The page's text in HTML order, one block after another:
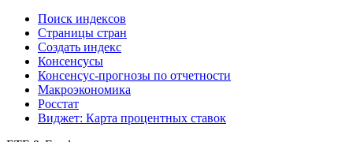
Поиск кредитов
Индексы
Поиск индексов
Страницы стран
Создать индекс
Консенсусы